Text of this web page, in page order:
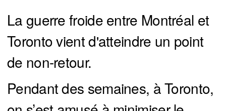
La guerre froide entre Montréal et
Toronto vient d'atteindre un point
de non-retour.
Pendant des semaines, à Toronto,